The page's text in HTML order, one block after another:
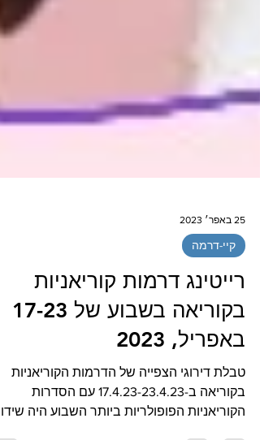
25 באפר׳ 2023
קיי-דרמה
רייטינג דרמות קוריאניות
באפריל, 2023
טבלת דירוגי הצפייה של הדרמות הקוריאניות